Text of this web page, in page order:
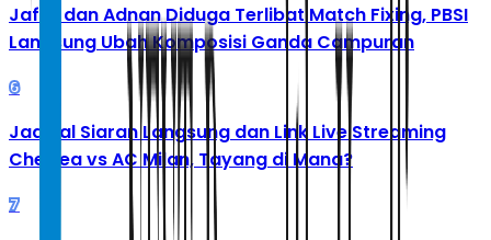
Jafar dan Adnan Diduga Terlibat Match Fixing, PBSI
Langsung Ubah Komposisi Ganda Campuran
6
Jadwal Siaran Langsung dan Link Live Streaming
Chelsea vs AC Milan, Tayang di Mana?
7